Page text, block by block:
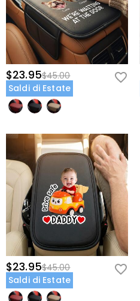
$23.95$45.00
Saldi di Estate
$23.95$45.00
Saldi di Estate